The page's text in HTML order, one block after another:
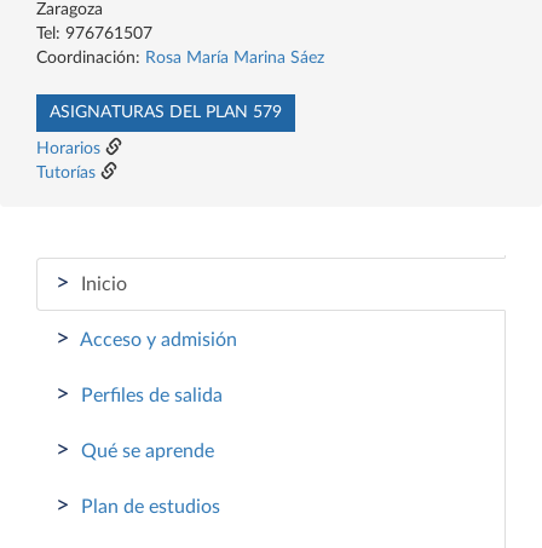
Zaragoza
Tel: 976761507
Coordinación: Rosa María Marina Sáez
ASIGNATURAS DEL PLAN 579
Horarios
Tutorías
> Inicio
> Acceso y admisión
> Perfiles de salida
> Qué se aprende
> Plan de estudios